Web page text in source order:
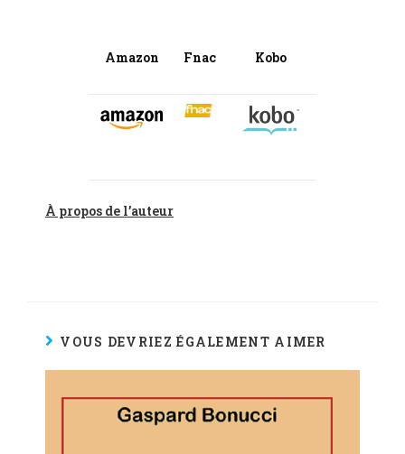
Amazon Fnac Kobo
À propos de l’auteur
VOUS DEVRIEZ ÉGALEMENT AIMER